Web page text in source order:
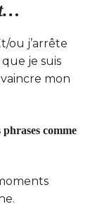
ou j’arrête
je suis
mon
phrases comme